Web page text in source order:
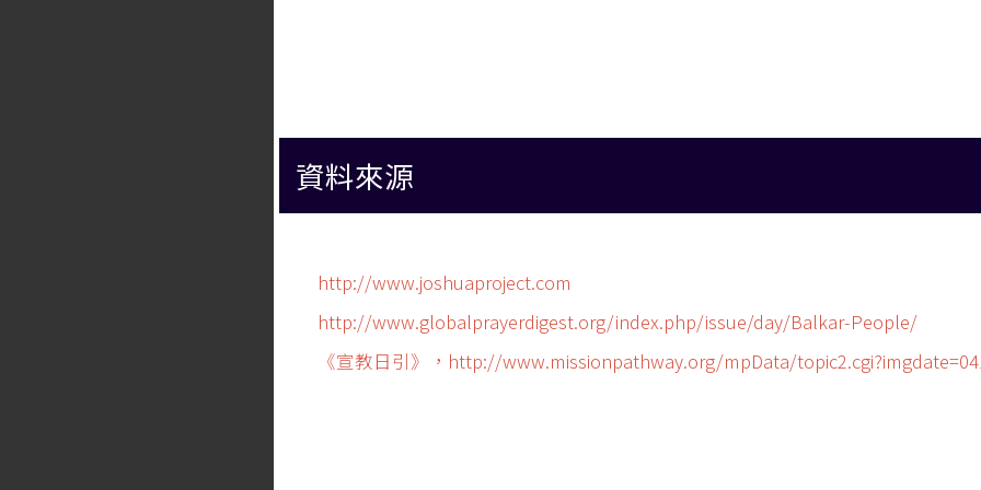
資料來源
http://www.joshuaproject.com
http://www.globalprayerdigest.org/index.php/issue/day/Balkar-People/
《宣教日引》，http://www.missionpathway.org/mpData/